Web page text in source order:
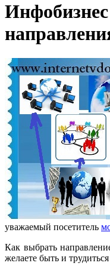
Инфобизнес
уважаемый посетитель
Как выбрать
желаете быть и